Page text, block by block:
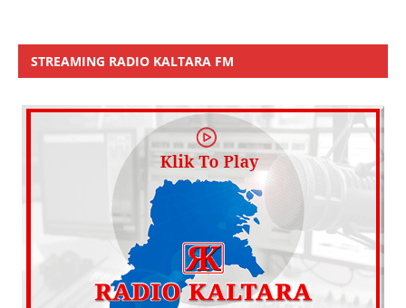
STREAMING RADIO KALTARA FM